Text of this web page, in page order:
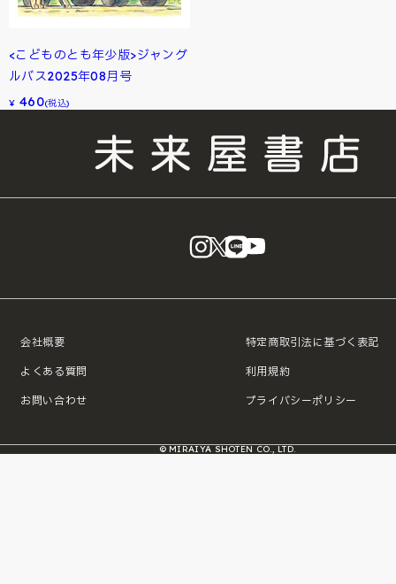
<こどものとも年少版>ジャング
ルバス2025年08月号
¥ 460(税込)
instagram
X LINE
会社概要
よくある質問
お問い合わせ
特定商取引法に基づく表記
利用規約
プライバシーポリシー
© MIRAIYA SHOTEN CO., LTD.